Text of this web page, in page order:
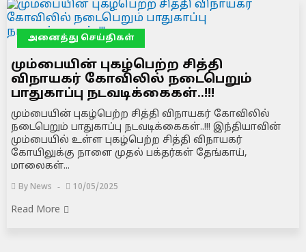
அனைத்து செய்திகள்
மும்பையின் புகழ்பெற்ற சித்தி
விநாயகர் கோவிலில் நடைபெறும்
பாதுகாப்பு நடவடிக்கைகள்..!!!
மும்பையின் புகழ்பெற்ற சித்தி விநாயகர் கோவிலில்
நடைபெறும் பாதுகாப்பு நடவடிக்கைகள்..!!! இந்தியாவின்
மும்பையில் உள்ள புகழ்பெற்ற சித்தி விநாயகர்
கோயிலுக்கு நாளை முதல் பக்தர்கள் தேங்காய்,
மாலைகள்...
By News 10/05/2025
Read More